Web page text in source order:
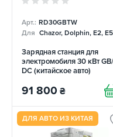
Арт.: RD30GBTW
Для Chazor, Dolphin, E2,
Зарядная станция для
электромобиля 30 кВт
DC (китайское авто)
91 800 ₴
ДЛЯ АВТО ИЗ КИТАЯ